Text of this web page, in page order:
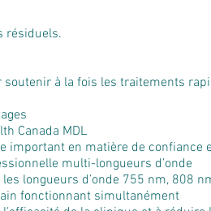
résiduels.
soutenir à la fois les traitements
Canada MDL
important en matière de
multi-longueurs d’onde
les longueurs d’onde 755 nm, 808
fonctionnant simultanément